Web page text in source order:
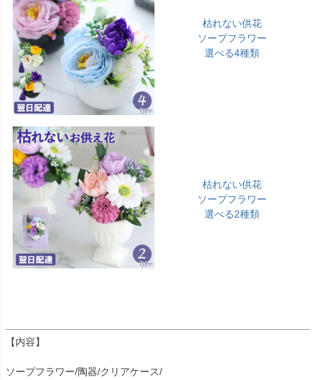
枯れない供花
ソープフラワー
選べる4種類
枯れない供花
ソープフラワー
選べる2種類
【内容】
ソープフラワー/陶器/クリアケース/